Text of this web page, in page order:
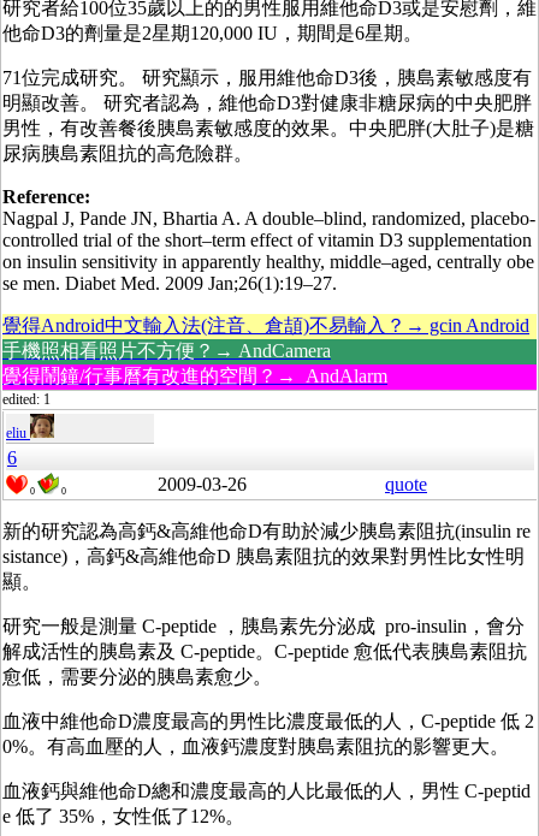
研究者給100位35歲以上的的男性服用維他命D3或是安慰劑，維
他命D3的劑量是2星期120,000 IU，期間是6星期。
71位完成研究。 研究顯示，服用維他命D3後，胰島素敏感度有
明顯改善。 研究者認為，維他命D3對健康非糖尿病的中央肥胖
男性，有改善餐後胰島素敏感度的效果。中央肥胖(大肚子)是糖
尿病胰島素阻抗的高危險群。
Reference:
Nagpal J, Pande JN, Bhartia A. A double–blind, randomized, placebo-
controlled trial of the short–term effect of vitamin D3 supplementation
on insulin sensitivity in apparently healthy, middle–aged, centrally obe
se men. Diabet Med. 2009 Jan;26(1):19–27.
覺得Android中文輸入法(注音、倉頡)不易輸入？→ gcin Android
手機照相看照片不方便？→ AndCamera
覺得鬧鐘/行事曆有改進的空間？→ AndAlarm
edited: 1
eliu
6
0 0 2009-03-26 quote
新的研究認為高鈣&高維他命D有助於減少胰島素阻抗(insulin re
sistance)，高鈣&高維他命D 胰島素阻抗的效果對男性比女性明
顯。
研究一般是測量 C-peptide ，胰島素先分泌成 pro-insulin，會分
解成活性的胰島素及 C-peptide。C-peptide 愈低代表胰島素阻抗
愈低，需要分泌的胰島素愈少。
血液中維他命D濃度最高的男性比濃度最低的人，C-peptide 低 2
0%。有高血壓的人，血液鈣濃度對胰島素阻抗的影響更大。
血液鈣與維他命D總和濃度最高的人比最低的人，男性 C-peptid
e 低了 35%，女性低了12%。